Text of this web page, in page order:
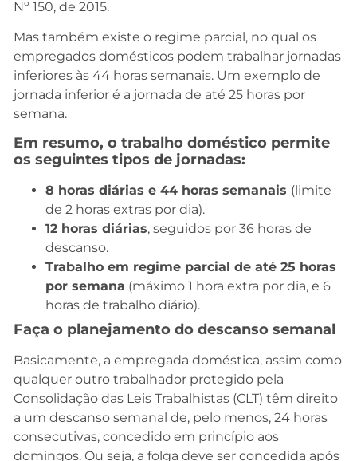
Nº 150, de 2015.
Mas também existe o regime parcial, no qual os
empregados domésticos podem trabalhar jornadas
inferiores às 44 horas semanais. Um exemplo de
jornada inferior é a jornada de até 25 horas por
semana.
Em resumo, o trabalho doméstico permite
os seguintes tipos de jornadas:
8 horas diárias e 44 horas semanais (limite
de 2 horas extras por dia).
12 horas diárias, seguidos por 36 horas de
descanso.
Trabalho em regime parcial de até 25 horas
por semana (máximo 1 hora extra por dia, e 6
horas de trabalho diário).
Faça o planejamento do descanso semanal
Basicamente, a empregada doméstica, assim como
qualquer outro trabalhador protegido pela
Consolidação das Leis Trabalhistas (CLT) têm direito
a um descanso semanal de, pelo menos, 24 horas
consecutivas, concedido em princípio aos
domingos. Ou seja, a folga deve ser concedida após